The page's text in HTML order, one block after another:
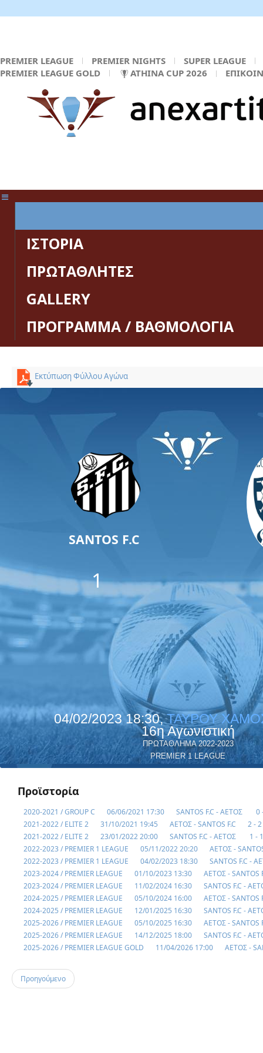
PREMIER LEAGUE PREMIER NIGHTS
SUPER LEAGUE
PREMIER LEAGUE GOLD
ATHINA CUP 2026
ΙΣΤΟΡΙΑ
ΠΡΩΤΑΘΛΗΤΕΣ
GALLERY
ΠΡΟΓΡΑΜΜΑ / ΒΑΘΜΟΛΟΓΙΑ
Εκτύπωση Φύλλου Αγώνα
SANTOS F.C
1
04/02/2023 18:30,ΤΑΥΡΟΥ
16η Αγωνιστική
ΠΡΩΤΑΘΛΗΜΑ 2022-2023
PREMIER 1 LEAGUE
Προϊστορία
2020-2021 / GROUP C 06/06/2021 17:30 SANTOS F.C - ΑΕΤΟΣ
0
2021-2022 / ELITE 2
31/10/2021 19:45 ΑΕΤΟΣ - SANTOS F.C
2 - 2
2021-2022 / ELITE 2
23/01/2022 20:00 SANTOS F.C - ΑΕΤΟΣ
1 - 1
2022-2023 / PREMIER 1 LEAGUE
05/11/2022 20:20
ΑΕΤΟΣ -
2022-2023 / PREMIER 1 LEAGUE
04/02/2023 18:30
SANTOS F.C -
2023-2024 / PREMIER LEAGUE
01/10/2023 13:30
ΑΕΤΟΣ - SANTOS
2023-2024 / PREMIER LEAGUE
11/02/2024 16:30
SANTOS F.C -
2024-2025 / PREMIER LEAGUE
05/10/2024 16:00
ΑΕΤΟΣ - SANTOS
2024-2025 / PREMIER LEAGUE
12/01/2025 16:30
SANTOS F.C -
2025-2026 / PREMIER LEAGUE
05/10/2025 16:30
ΑΕΤΟΣ - SANTOS
2025-2026 / PREMIER LEAGUE
14/12/2025 18:00
SANTOS F.C -
2025-2026 / PREMIER LEAGUE GOLD
11/04/2026 17:00 ΑΕΤΟΣ -
Προηγούμενο